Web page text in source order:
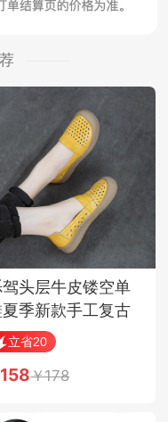
头层牛皮镂空单
季新款手工复古
软底鞋·GXTJ-529
空单鞋黑色
立省20
158 178